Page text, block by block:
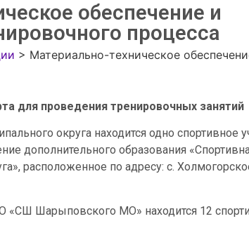
обеспечение и
процесса
> Материально-техническое
для проведения тренировочных занятий
округа находится одно спортивное
дополнительного образования
расположенное по адресу: с.
Шарыповского МО» находится 12